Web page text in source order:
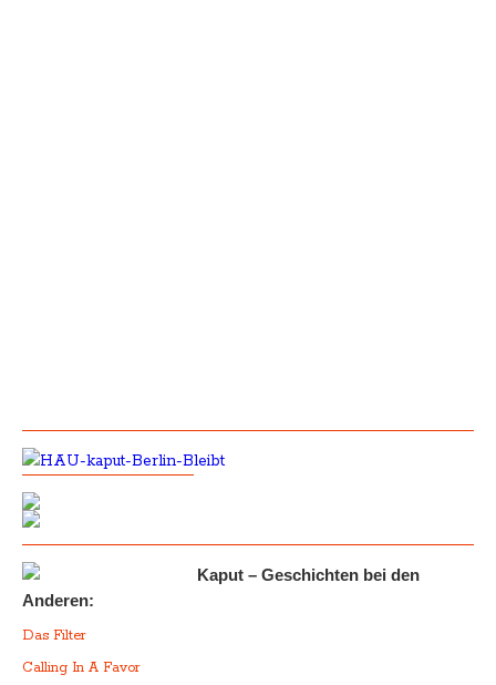
Kaput – Geschichten bei den
Anderen:
Das Filter
Calling In A Favor